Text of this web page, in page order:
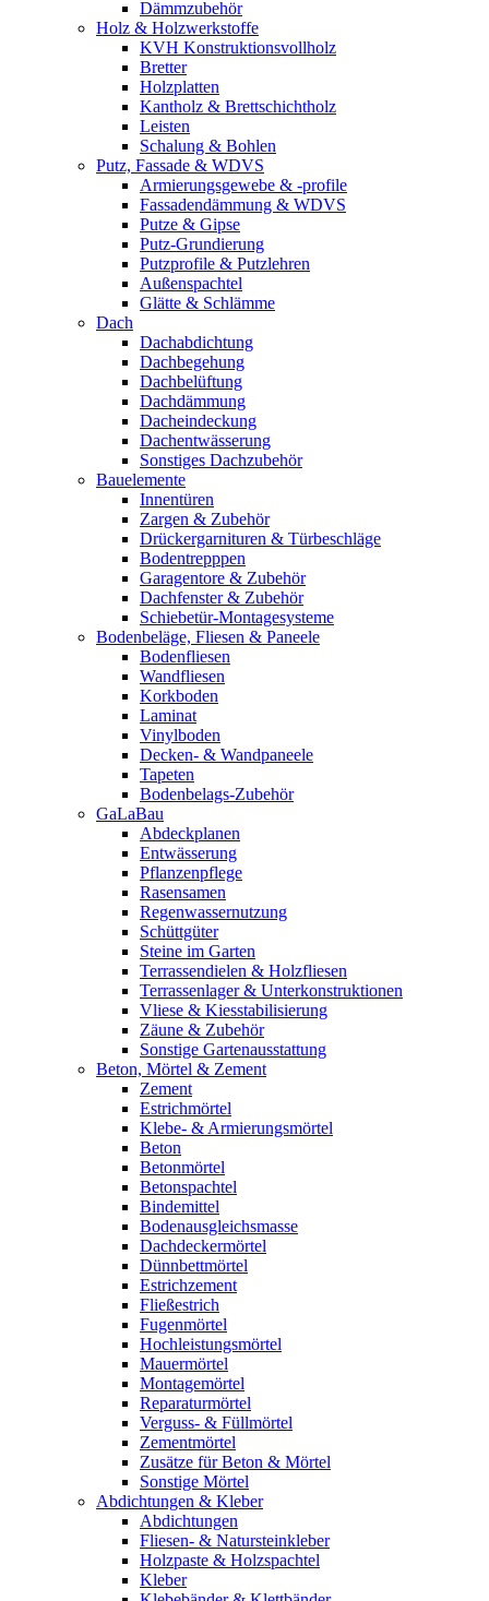
Dämmzubehör
Holz & Holzwerkstoffe
KVH Konstruktionsvollholz
Bretter
Holzplatten
Kantholz & Brettschichtholz
Leisten
Schalung & Bohlen
Putz, Fassade & WDVS
Armierungsgewebe & -profile
Fassadendämmung & WDVS
Putze & Gipse
Putz-Grundierung
Putzprofile & Putzlehren
Außenspachtel
Glätte & Schlämme
Dach
Dachabdichtung
Dachbegehung
Dachbelüftung
Dachdämmung
Dacheindeckung
Dachentwässerung
Sonstiges Dachzubehör
Bauelemente
Innentüren
Zargen & Zubehör
Drückergarnituren & Türbeschläge
Bodentrepppen
Garagentore & Zubehör
Dachfenster & Zubehör
Schiebetür-Montagesysteme
Bodenbeläge, Fliesen & Paneele
Bodenfliesen
Wandfliesen
Korkboden
Laminat
Vinylboden
Decken- & Wandpaneele
Tapeten
Bodenbelags-Zubehör
GaLaBau
Abdeckplanen
Entwässerung
Pflanzenpflege
Rasensamen
Regenwassernutzung
Schüttgüter
Steine im Garten
Terrassendielen & Holzfliesen
Terrassenlager & Unterkonstruktionen
Vliese & Kiesstabilisierung
Zäune & Zubehör
Sonstige Gartenausstattung
Beton, Mörtel & Zement
Zement
Estrichmörtel
Klebe- & Armierungsmörtel
Beton
Betonmörtel
Betonspachtel
Bindemittel
Bodenausgleichsmasse
Dachdeckermörtel
Dünnbettmörtel
Estrichzement
Fließestrich
Fugenmörtel
Hochleistungsmörtel
Mauermörtel
Montagemörtel
Reparaturmörtel
Verguss- & Füllmörtel
Zementmörtel
Zusätze für Beton & Mörtel
Sonstige Mörtel
Abdichtungen & Kleber
Abdichtungen
Fliesen- & Natursteinkleber
Holzpaste & Holzspachtel
Kleber